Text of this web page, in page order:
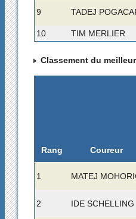
9 TADEJ
10 TIM MERLIER
Classement du
Rang Coureur
1 MATEJ
2 IDE SCHELLING